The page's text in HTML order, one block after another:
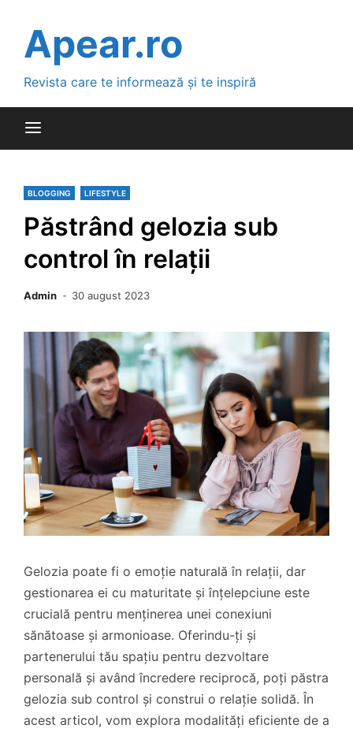
contentApear.ro
Revista care te informează și te inspiră
BLOGGING LIFESTYLE
Păstrând gelozia sub
control în relații
Admin 30 august 2023
Gelozia poate fi o emoție naturală în relații, dar
gestionarea ei cu maturitate și înțelepciune este
crucială pentru menținerea unei conexiuni
sănătoase și armonioase. Oferindu-ți și
partenerului tău spațiu pentru dezvoltare
personală și având încredere reciprocă, poți păstra
gelozia sub control și construi o relație solidă. În
acest articol, vom explora modalități eficiente de a